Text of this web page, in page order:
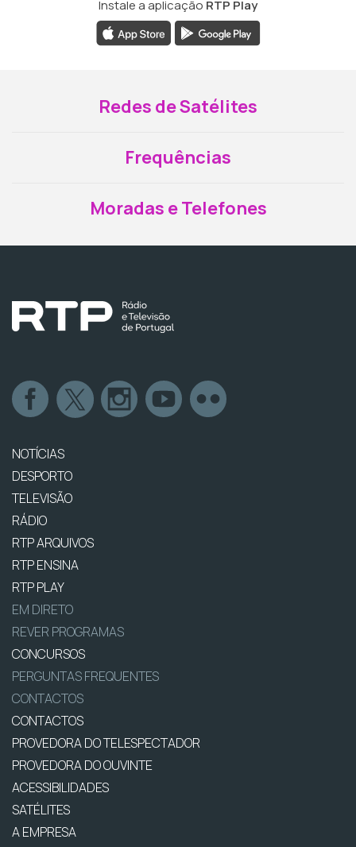
Instale a aplicação RTP Play
Redes de Satélites
Frequências
Moradas e Telefones
NOTÍCIAS
DESPORTO
TELEVISÃO
RÁDIO
RTP ARQUIVOS
RTP ENSINA
RTP PLAY
EM DIRETO
REVER PROGRAMAS
CONCURSOS
PERGUNTAS FREQUENTES
CONTACTOS
CONTACTOS
PROVEDORA DO TELESPECTADOR
PROVEDORA DO OUVINTE
ACESSIBILIDADES
SATÉLITES
A EMPRESA